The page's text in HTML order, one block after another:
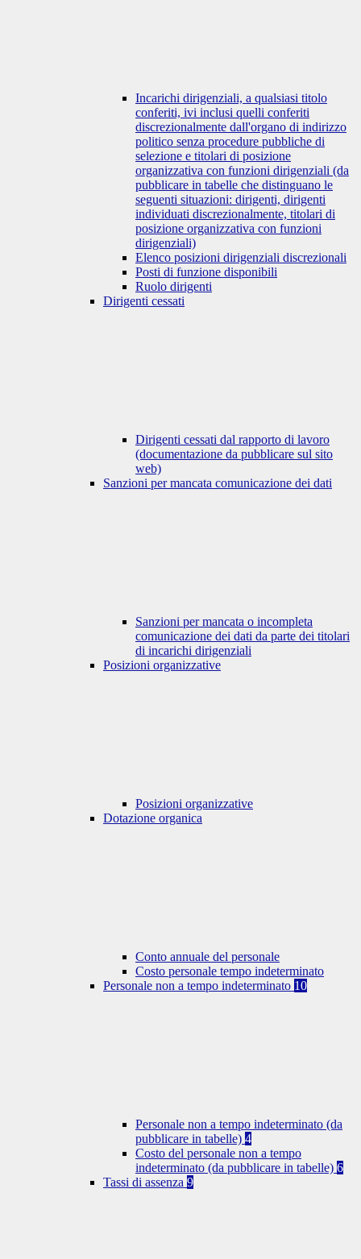
Incarichi dirigenziali, a qualsiasi titolo
conferiti, ivi inclusi quelli conferiti
discrezionalmente dall'organo di indirizzo
politico senza procedure pubbliche di
selezione e titolari di posizione
organizzativa con funzioni dirigenziali (da
pubblicare in tabelle che distinguano le
seguenti situazioni: dirigenti, dirigenti
individuati discrezionalmente, titolari di
posizione organizzativa con funzioni
dirigenziali)
Elenco posizioni dirigenziali discrezionali
Posti di funzione disponibili
Ruolo dirigenti
Dirigenti cessati
Dirigenti cessati dal rapporto di lavoro
(documentazione da pubblicare sul sito
web)
Sanzioni per mancata comunicazione dei dati
Sanzioni per mancata o incompleta
comunicazione dei dati da parte dei titolari
di incarichi dirigenziali
Posizioni organizzative
Posizioni organizzative
Dotazione organica
Conto annuale del personale
Costo personale tempo indeterminato
Personale non a tempo indeterminato 10
Personale non a tempo indeterminato (da
pubblicare in tabelle) 4
Costo del personale non a tempo
indeterminato (da pubblicare in tabelle) 6
Tassi di assenza 9